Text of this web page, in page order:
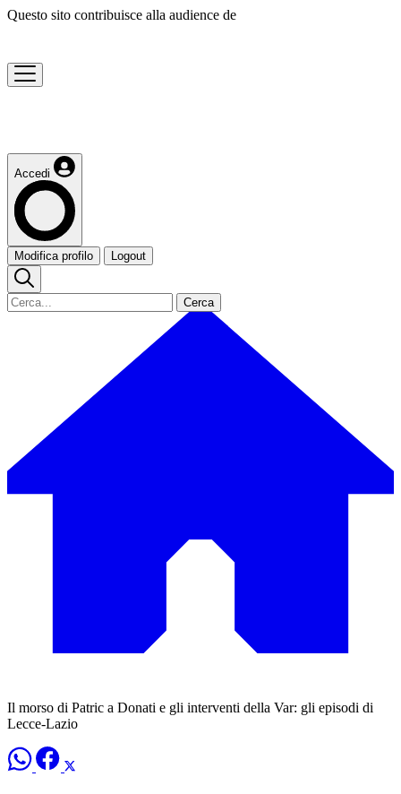
Questo sito contribuisce alla audience de
Accedi
Modifica profilo Logout
Cerca
Il morso di Patric a Donati e gli interventi della Var: gli episodi di
Lecce-Lazio